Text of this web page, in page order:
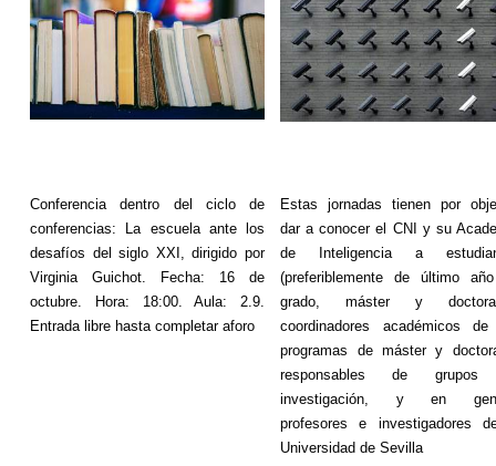
Conferencia dentro del ciclo de
conferencias: La escuela ante los
desafíos del siglo XXI, dirigido por
VirginiaGuichot. Fecha: 16 de
octubre. Hora: 18:00. Aula: 2.9.
Entrada libre hasta completar aforo
Estas jornadas tienen por
dar a conocer el CNI y su
de Inteligencia a
(preferiblemente de último
grado, máster y
coordinadores académicos
programas de máster y
responsables de grupos
investigación, y en
profesores e investigadores
Universidad de Sevilla